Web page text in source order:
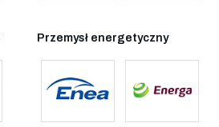
Przemysł energetyczny